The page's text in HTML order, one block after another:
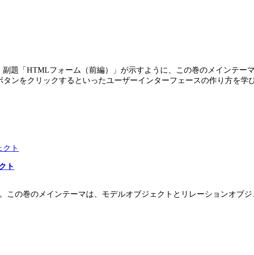
副題「HTMLフォーム（前編）」が示すように、この巻のメインテ
ンをクリックするといったユーザーインターフェースの作り方を学
ト
この巻のメインテーマは、モデルオブジェクトとリレーションオブジ